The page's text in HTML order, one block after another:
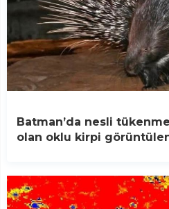
Batman’da nesli
olan oklu kirpi